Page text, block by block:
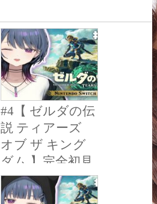
#4【 ゼルダの伝
説 ティアーズ
オブ ザ キング
ダム 】完全初見
プレイ！プルア
パット強化した